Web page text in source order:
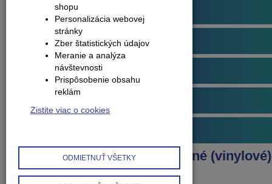
Obklady na stenu
Obvodové lišty (soklové)
Príslušenstvo k podlahám
Produkty
Podlahy kompozitné (vinylové)
Arbiton
shopu
Personalizácia webovej
stránky
Zber štatistických údajov
Meranie a analýza
návštevnosti
Prispôsobenie obsahu
reklám
Zistite viac o cookies
ODMIETNUŤ VŠETKY